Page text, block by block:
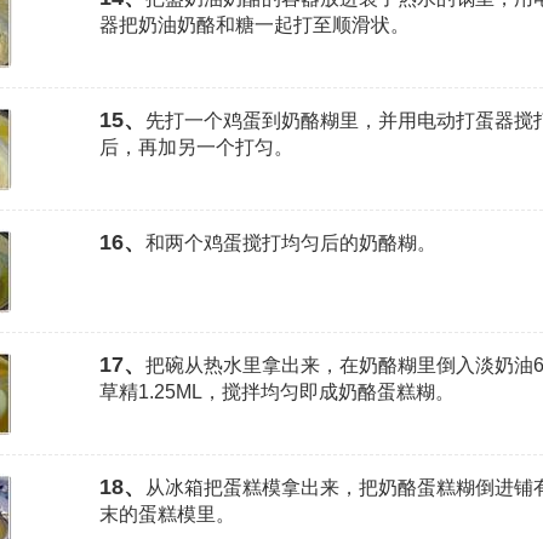
器把奶油奶酪和糖一起打至顺滑状。
15、
先打一个鸡蛋到奶酪糊里，并用电动打蛋器搅
后，再加另一个打匀。
16、 和两个鸡蛋搅打均匀后的奶酪糊。
17、 把碗从热水里拿出来，在奶酪糊里倒入淡奶油
草精1.25ML，搅拌均匀即成奶酪蛋糕糊。
18、
从冰箱把蛋糕模拿出来，把奶酪蛋糕糊倒进铺
末的蛋糕模里。